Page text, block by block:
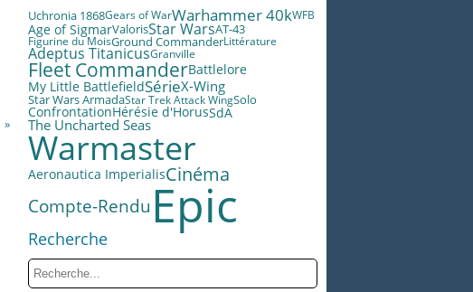
Uchronia 1868Gears of WarWarhammer 40kWFB
Age of SigmarValorisStar WarsAT-43
Figurine du MoisGround CommanderLittérature
Adeptus TitanicusGranville
Fleet CommanderBattlelore
My Little BattlefieldSérieX-Wing
Star Wars ArmadaStar Trek Attack WingSolo
ConfrontationHérésie d'HorusSdA
The Uncharted Seas
Warmaster
Aeronautica ImperialisCinéma
Compte-Rendu Epic
Recherche